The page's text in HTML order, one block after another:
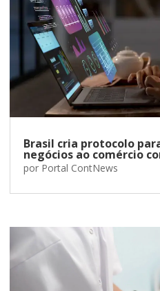
Brasil cria protocolo
negócios ao comércio
por Portal ContNews